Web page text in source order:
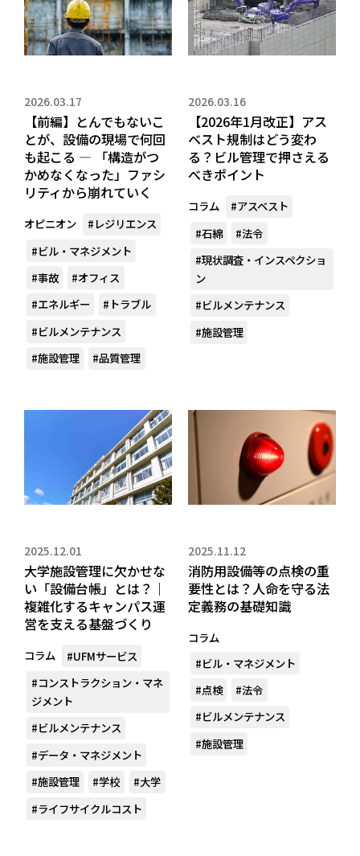
2026.03.17
【前編】とんでもないこ
とが、設備の現場で何回
も起こる ― 「構造がつ
かめなくなった」ファシ
リティから崩れていく
オピニオン
#レジリエンス
#ビル・マネジメント
#事故
#オフィス
#エネルギー
#トラブル
#ビルメンテナンス
#施設管理
#品質管理
2026.03.16
【2026年1月改正】アス
ベスト規制はどう変わ
る？ビル管理で押さえる
べきポイント
コラム
#アスベスト
#石綿
#法令
#現状調査・インスペクショ
ン
#ビルメンテナンス
#施設管理
2025.12.01
大学施設管理に欠かせな
い「設備台帳」とは？｜
複雑化するキャンパス運
営を支える基盤づくり
コラム
#UFMサービス
#コンストラクション・マネ
ジメント
#ビルメンテナンス
#データ・マネジメント
#施設管理
#学校
#大学
#ライフサイクルコスト
2025.11.12
消防用設備等の点検の重
要性とは？人命を守る法
定義務の基礎知識
コラム
#ビル・マネジメント
#点検
#法令
#ビルメンテナンス
#施設管理